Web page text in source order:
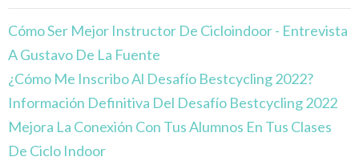
Cómo Ser Mejor Instructor De Cicloindoor - Entrevista
A Gustavo De La Fuente
¿Cómo Me Inscribo Al Desafío Bestcycling 2022?
Información Definitiva Del Desafío Bestcycling 2022
Mejora La Conexión Con Tus Alumnos En Tus Clases
De Ciclo Indoor